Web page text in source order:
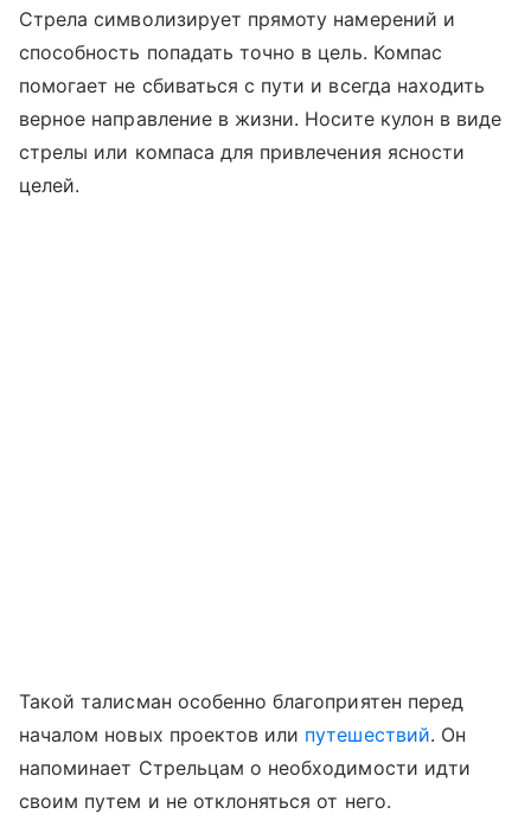
Стрела символизирует прямоту намерений и
способность попадать точно в цель. Компас
помогает не сбиваться с пути и всегда находить
верное направление в жизни. Носите кулон в виде
стрелы или компаса для привлечения ясности
целей.
Такой талисман особенно благоприятен перед
началом новых проектов или путешествий. Он
напоминает Стрельцам о необходимости идти
своим путем и не отклоняться от него.